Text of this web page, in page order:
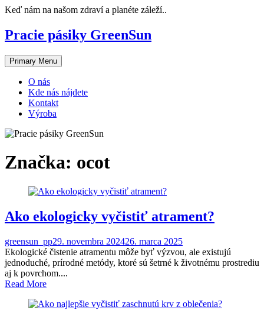
Skip
content
Keď nám na našom zdraví a planéte záleží..
Pracie pásiky GreenSun
Primary Menu
O nás
Kde nás nájdete
Kontakt
Výroba
Značka: ocot
Ako ekologicky vyčistiť atrament?
greensun_pp29. novembra 202426. marca 2025
Ekologické čistenie atramentu môže byť výzvou, ale existujú
jednoduché, prírodné metódy, ktoré sú šetrné k životnému prostrediu
aj k povrchom....
Read More